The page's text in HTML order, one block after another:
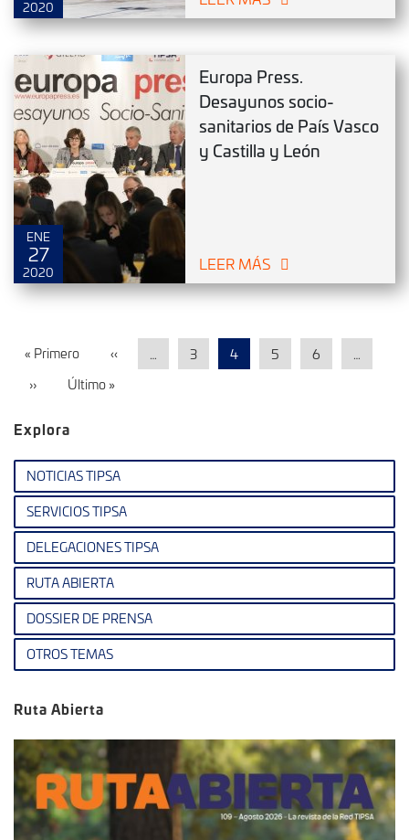
2020
ENE
27
2020
Europa Press.
Desayunos socio-
sanitarios de País Vasco
y Castilla y León
LEER MÁS
« Primero ‹‹ … 3 4 5 6
…
››
Último »
Explora
NOTICIAS TIPSA
SERVICIOS TIPSA
DELEGACIONES TIPSA
RUTA ABIERTA
DOSSIER DE PRENSA
OTROS TEMAS
Ruta Abierta